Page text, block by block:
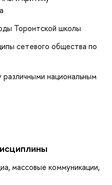
Торонтской школы
сетевого общества по
национальным
массовые коммуникации,